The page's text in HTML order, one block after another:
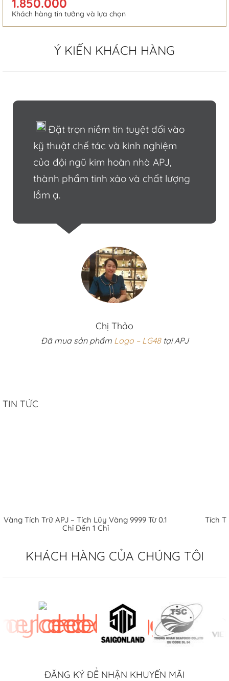
Khách hàng tin tưởng và lựa chọn
Ý KIẾN KHÁCH HÀNG
Đặt trọn niềm tin tuyệt đối vào
kỹ thuật chế tác và kinh nghiệm
của đội ngũ kim hoàn nhà APJ,
thành phẩm tinh xảo và chất lượng
lắm ạ.
Chị Thảo
Đã mua sản phẩm Logo – LG48tại APJ
TIN TỨC
Vàng Tích Trữ APJ – Tích Lũy Vàng 9999 Từ 0.1
Chỉ Đến 1 Chỉ
Tích
KHÁCH HÀNG CỦA CHÚNG TÔI
ĐĂNG KÝ ĐỂ NHẬN KHUYẾN MÃI